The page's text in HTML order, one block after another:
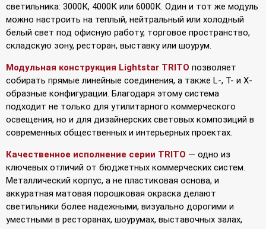
светильника: 3000К, 4000К или 6000К. Один и тот же модуль
можно настроить на теплый, нейтральный или холодный
белый свет под офисную работу, торговое пространство,
складскую зону, ресторан, выставку или шоурум.
Модульная конструкция Lightstar TRITO позволяет
собирать прямые линейные соединения, а также L-, T- и X-
образные конфигурации. Благодаря этому система
подходит не только для утилитарного коммерческого
освещения, но и для дизайнерских световых композиций в
современных общественных и интерьерных проектах.
Качественное исполнение серии TRITO — одно из
ключевых отличий от бюджетных коммерческих систем.
Металлический корпус, а не пластиковая основа, и
аккуратная матовая порошковая окраска делают
светильники более надежными, визуально дорогими и
уместными в ресторанах, шоурумах, выставочных залах,